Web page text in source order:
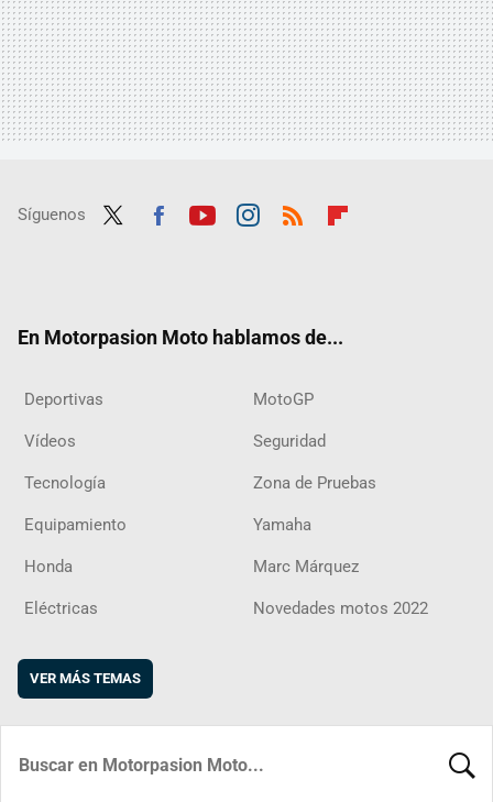
Síguenos
En Motorpasion Moto hablamos de...
Deportivas MotoGP
Vídeos Seguridad
Tecnología Zona de Pruebas
Equipamiento Yamaha
Honda Marc Márquez
Eléctricas Novedades motos 2022
VER MÁS TEMAS